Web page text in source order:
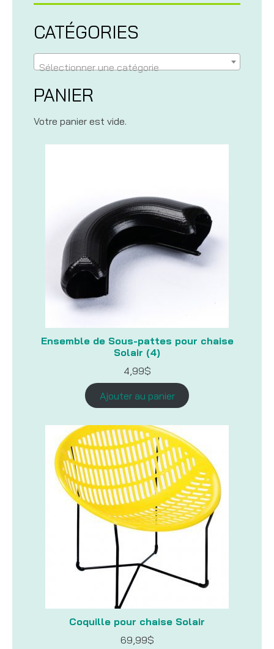
CATÉGORIES
Sélectionner une catégorie
PANIER
Votre panier est vide.
Ensemble de Sous-pattes pour chaise
Solair (4)
4,99$
Ajouter au panier
Coquille pour chaise Solair
69,99$